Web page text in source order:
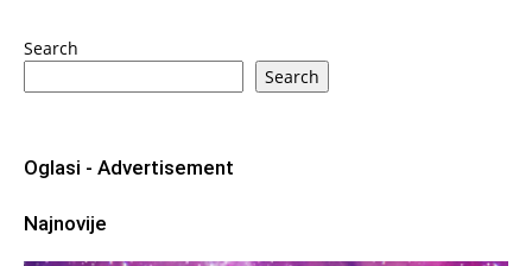
Search
Search
Oglasi - Advertisement
Najnovije